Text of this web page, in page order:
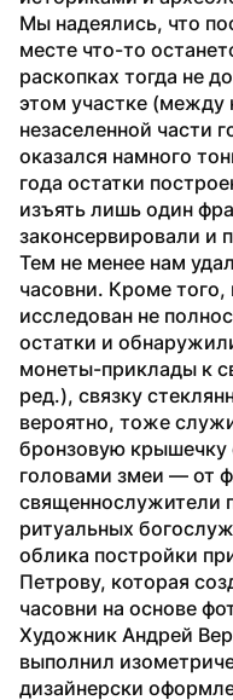
Мы надеялись, что
месте что-то
раскопках тогда не
этом участке (между
незаселенной части
оказался намного
года остатки
изъять лишь один
законсервировали и
Тем не менее нам
часовни. Кроме того,
исследован не
остатки и
монеты-приклады к
ред.), связку
вероятно, тоже
бронзовую крышечку
головами змеи — от
священнослужители
ритуальных
облика постройки
Петрову, которая
часовни на основе
Художник Андрей
выполнил
дизайнерски